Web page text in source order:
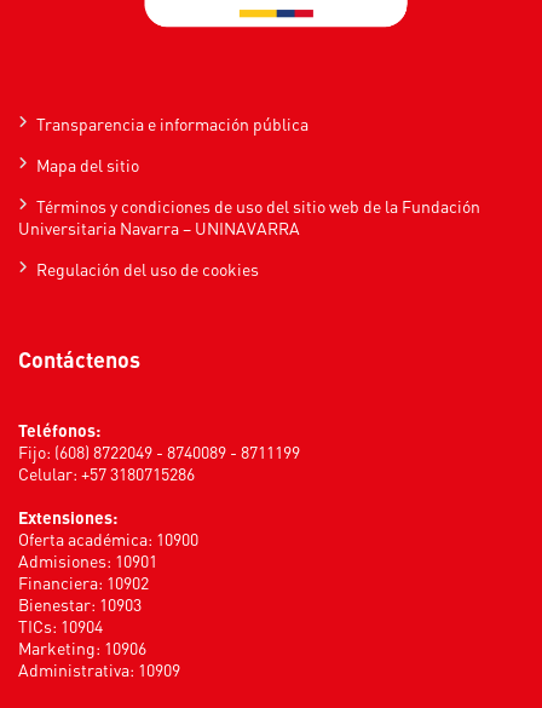
Transparencia e información pública
Mapa del sitio
Términos y condiciones de uso del sitio web de la Fundación
Universitaria Navarra – UNINAVARRA
Regulación del uso de cookies
Contáctenos
Teléfonos:
Fijo: (608) 8722049 - 8740089 - 8711199
Celular: +57 3180715286
Extensiones:
Oferta académica: 10900
Admisiones: 10901
Financiera: 10902
Bienestar: 10903
TICs: 10904
Marketing: 10906
Administrativa: 10909